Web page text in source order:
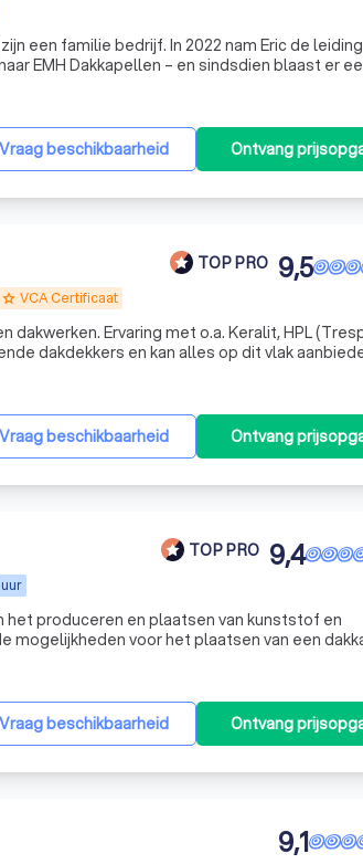
een familie bedrijf. In 2022 nam Eric de
EMH Dakkapellen – en sindsdien blaast er
en een niet aflatende drang naar verbe
Vraag beschikbaarheid Ontvang
TOP PRO
grade VCA Certificaat
9,5
Ervaring met o.a. Keralit, HPL
dakdekkers en kan alles op dit vlak
Vraag beschikbaarheid Ontvang
TOP PRO 9,4
produceren en plaatsen van kunststof en
mogelijkheden voor het plaatsen van een
Vraag beschikbaarheid Ontvang
9,1